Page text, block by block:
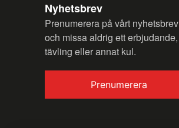
Nyhetsbrev
Prenumerera på vårt nyhetsbrev
och missa aldrig ett erbjudande,
tävling eller annat kul.
Prenumerera